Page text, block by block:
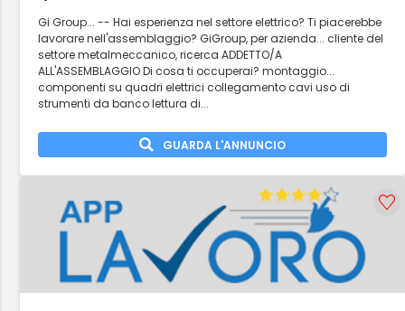
Gi Group... -- Hai esperienza nel settore elettrico? Ti piacerebbe
lavorare nell'assemblaggio? GiGroup, per azienda... cliente del
settore metalmeccanico, ricerca ADDETTO/A
ALL'ASSEMBLAGGIO Di cosa ti occuperai? montaggio...
componenti su quadri elettrici collegamento cavi uso di
strumenti da banco lettura di...
GUARDA L'ANNUNCIO